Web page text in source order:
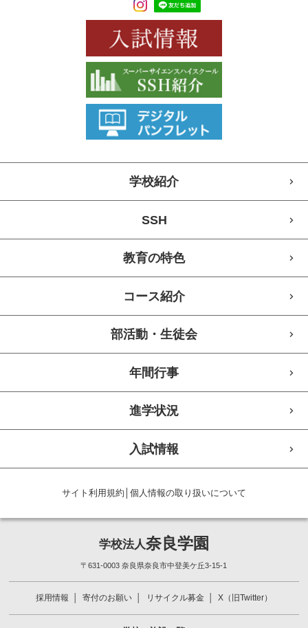
学校紹介
SSH
教育の特色
コース紹介
部活動・生徒会
年間行事
進学状況
入試情報
サイト利用規約 個人情報の取り扱いについて
学校法人奈良学園
〒631-0003 奈良県奈良市中登美ケ丘3-15-1
採用情報 寄付のお願い リサイクル募金 X（旧Twitter）